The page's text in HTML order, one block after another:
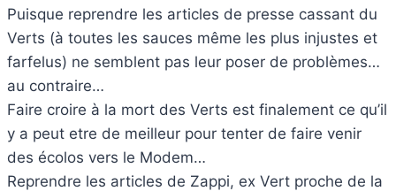
Puisque reprendre les articles de presse cassant du
Verts (à toutes les sauces même les plus injustes et
farfelus) ne semblent pas leur poser de problèmes…
au contraire…
Faire croire à la mort des Verts est finalement ce qu’il
y a peut etre de meilleur pour tenter de faire venir
des écolos vers le Modem…
Reprendre les articles de Zappi, ex Vert proche de la